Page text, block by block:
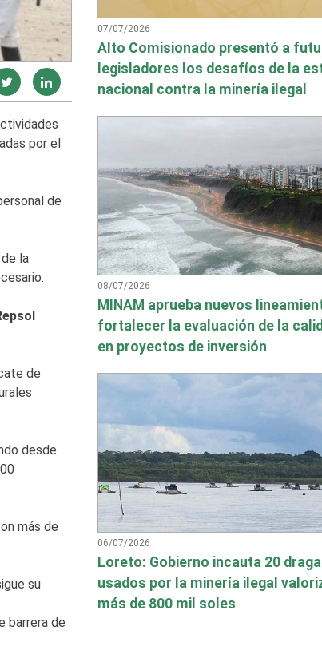
por el
de
la
de
desde
más de
su
barrera de
07/07/2026
Alto Comisionado presentó a
legisladores los desafíos de la
nacional contra la minería ilegal
08/07/2026
MINAM aprueba nuevos
fortalecer la evaluación de la
en proyectos de inversión
06/07/2026
Loreto: Gobierno incauta 20
usados por la minería ilegal
más de 800 mil soles